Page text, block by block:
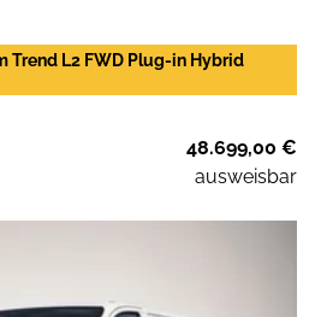
Trend L2 FWD Plug-in Hybrid
48.699,00 €
ausweisbar